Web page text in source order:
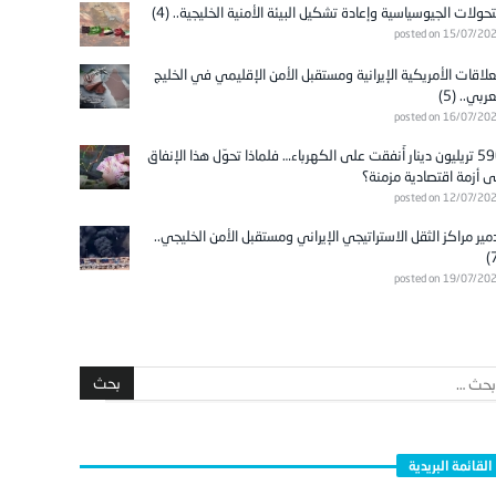
الجيوسياسية وإعادة تشكيل البيئة الأمنية الخليجية.. (4)
posted on 15/07/
الأمريكية الإيرانية ومستقبل الأمن الإقليمي في الخليج
(5)
posted on 16/07/
596 تريليون دينار أُنفقت على الكهرباء… فلماذا تحوّل هذا الإنفاق
أزمة اقتصادية مزمنة؟
posted on 12/07/
مراكز الثقل الاستراتيجي الإيراني ومستقبل الأمن الخليجي..
posted on 19/07/
القائمة البريدية